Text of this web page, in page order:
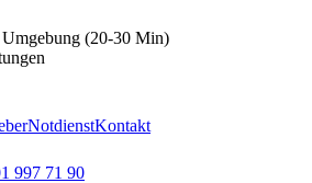
(20-30 Min)
NotdienstKontakt
997 71 90